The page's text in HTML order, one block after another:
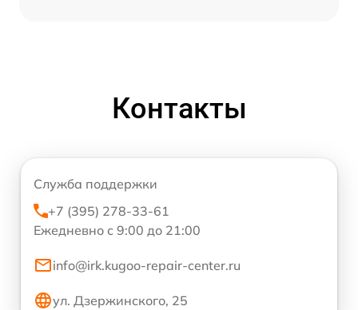
Контакты
Служба поддержки
+7 (395) 278-33-61
Ежедневно с 9:00 до 21:00
info@irk.kugoo-repair-center.ru
ул. Дзержинского, 25